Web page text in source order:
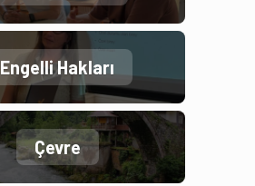
Engelli Hakları
Çevre